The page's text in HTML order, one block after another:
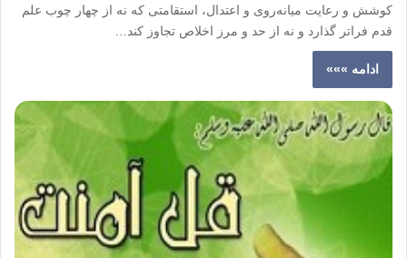
کوشش و رعایت میانه‌روی و اعتدال، استقامتی که نه از چهار چوب علم
قدم فراتر گذارد و نه از حد و مرز اخلاص تجاوز کند…
ادامه »»»